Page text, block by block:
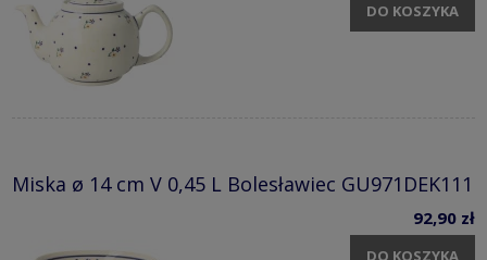
DO KOSZYKA
Miska ø 14 cm V 0,45 L Bolesławiec GU971DEK111
92,90 zł